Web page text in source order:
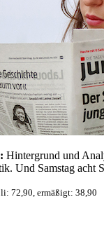
Hintergrund und
Und Samstag acht
72,90, ermäßigt: 38,90